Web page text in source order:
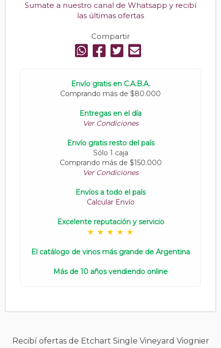
Sumate a nuestro canal de Whatsapp y recibí
las últimas ofertas
Compartir
Envío gratis en C.A.B.A.
Comprando más de $80.000
Entregas en el día
Ver Condiciones
Envío gratis resto del país
Sólo 1 caja
Comprando más de $150.000
Ver Condiciones
Envíos a todo el país
Calcular Envío
Excelente reputación y servicio
El catálogo de vinos más grande de Argentina
Más de 10 años vendiendo online
Recibí ofertas de Etchart Single Vineyard Viognier